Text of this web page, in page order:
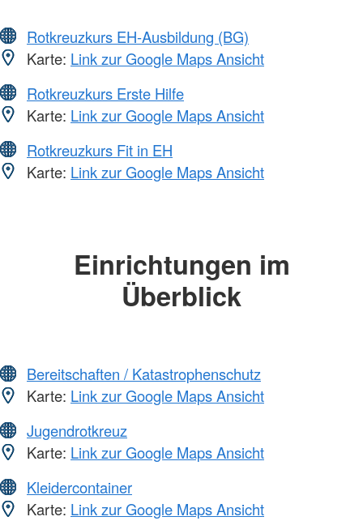
Rotkreuzkurs EH-Ausbildung (BG)
Karte: Link zur Google Maps Ansicht
Rotkreuzkurs Erste Hilfe
Karte: Link zur Google Maps Ansicht
Rotkreuzkurs Fit in EH
Karte: Link zur Google Maps Ansicht
Einrichtungen im
Überblick
Bereitschaften / Katastrophenschutz
Karte: Link zur Google Maps Ansicht
Jugendrotkreuz
Karte: Link zur Google Maps Ansicht
Kleidercontainer
Karte: Link zur Google Maps Ansicht